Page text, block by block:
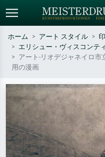
標準検索
作家名・作品名・スタイルで検索
斎の波、ヌード。
ホーム アート スタイル
エリシュー・ヴィスコンティ
アート-リオデジャネイロ
用の漫画